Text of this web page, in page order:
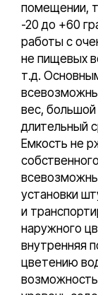
помещении,
-20 до +60
работы с
не пищевых
т.д.
вес,
длительный
Емкость не
установки
и
наружного
внутренняя
цветению
возможность